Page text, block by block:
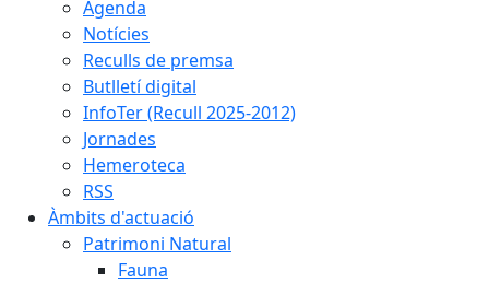
Agenda
Notícies
Reculls de premsa
Butlletí digital
InfoTer (Recull 2025-2012)
Jornades
Hemeroteca
RSS
Àmbits d'actuació
Patrimoni Natural
Fauna